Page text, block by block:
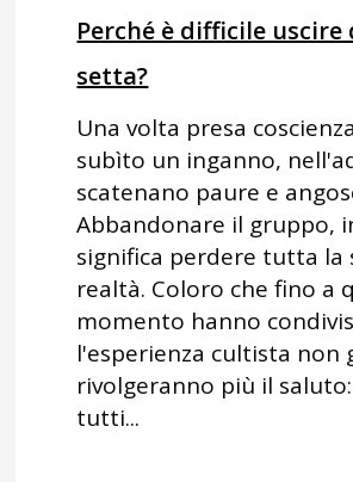
Perché è difficile uscire
setta?
Una volta presa
subìto un inganno,
scatenano paure e
Abbandonare il gruppo,
significa perdere tutta la
realtà. Coloro che fino a
momento hanno
l'esperienza cultista non
rivolgeranno più il
tutti...